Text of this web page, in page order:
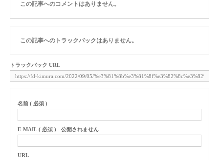
この記事へのコメントはありません。
この記事へのトラックバックはありません。
トラックバック URL
名前 ( 必須 )
E-MAIL ( 必須 ) - 公開されません -
URL